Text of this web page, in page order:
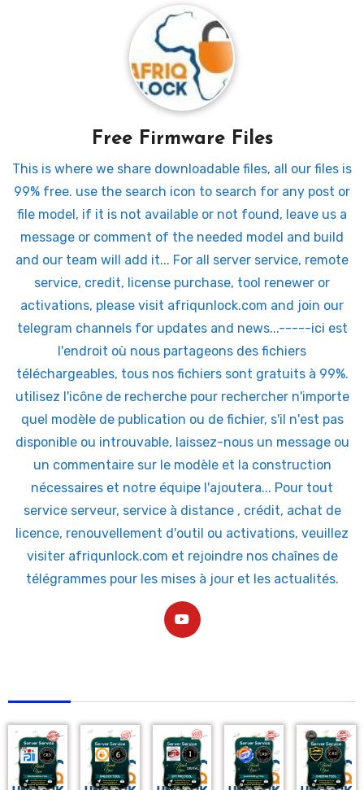
Free Firmware Files
This is where we share downloadable files, all our files is
99% free. use the search icon to search for any post or
file model, if it is not available or not found, leave us a
message or comment of the needed model and build
and our team will add it... For all server service, remote
service, credit, license purchase, tool renewer or
activations, please visit afriqunlock.com and join our
telegram channels for updates and news...-----ici est
l'endroit où nous partageons des fichiers
téléchargeables, tous nos fichiers sont gratuits à 99%.
utilisez l'icône de recherche pour rechercher n'importe
quel modèle de publication ou de fichier, s'il n'est pas
disponible ou introuvable, laissez-nous un message ou
un commentaire sur le modèle et la construction
nécessaires et notre équipe l'ajoutera... Pour tout
service serveur, service à distance , crédit, achat de
licence, renouvellement d'outil ou activations, veuillez
visiter afriqunlock.com et rejoindre nos chaînes de
télégrammes pour les mises à jour et les actualités.